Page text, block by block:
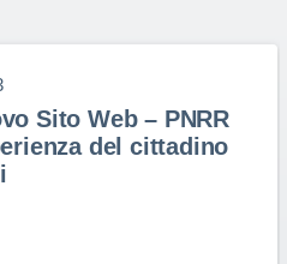
Sito Web – PNRR
del cittadino